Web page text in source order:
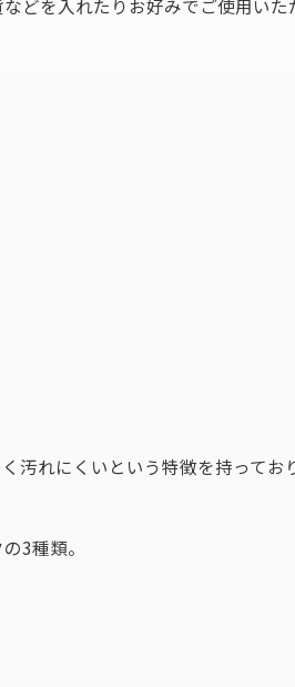
どを入れたりお好みでご使用いた
汚れにくいという特徴を持ってお
3種類。